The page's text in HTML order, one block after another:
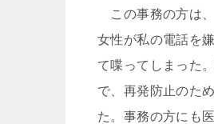
この事務の方は
女性が私の電話を
て喋ってしまった
で、再発防止のた
た。事務の方にも